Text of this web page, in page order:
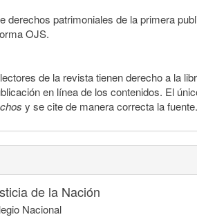
derechos patrimoniales de la primera
OJS.
de la revista tienen derecho a la
en línea de los contenidos. El
y se cite de manera correcta la fuente.
de la Nación
Nacional